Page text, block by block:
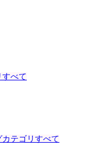
すべて
テゴリすべて